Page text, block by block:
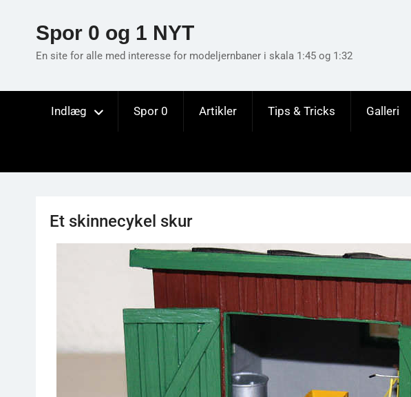
Spor 0 og 1 NYT
En site for alle med interesse for modeljernbaner i skala 1:45 og 1:32
Indlæg Spor 0 Artikler Tips & Tricks Galleri
Et skinnecykel skur